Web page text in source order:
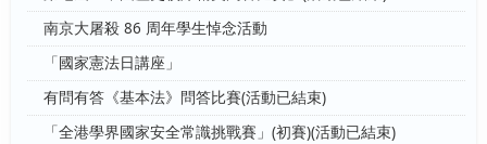
南京大屠殺 86 周年學生悼念活動
「國家憲法日講座」
有問有答《基本法》問答比賽(活動已結束)
「全港學界國家安全常識挑戰賽」(初賽)(活動已結束)